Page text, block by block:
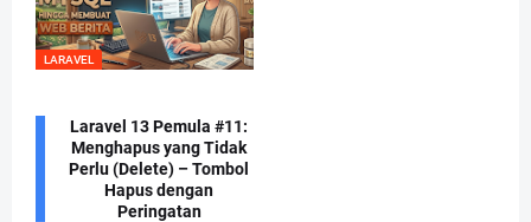
LARAVEL
Laravel 13 Pemula #11:
Menghapus yang Tidak
Perlu (Delete) – Tombol
Hapus dengan
Peringatan